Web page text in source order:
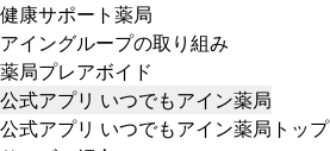
健康サポート薬局
アイングループの取り組み
薬局プレアボイド
公式アプリ いつでもアイン薬局
公式アプリ いつでもアイン薬局トップ